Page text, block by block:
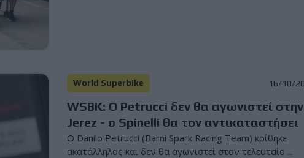
World Superbike 16/10/
WSBK: Ο Petrucci δεν θα αγωνιστεί στην
Jerez - ο Spinelli θα τον αντικαταστήσει
Ο Danilo Petrucci (Barni Spark Racing Team) κρίθηκε
ακατάλληλος και δεν θα αγωνιστεί στον τελευταίο ...